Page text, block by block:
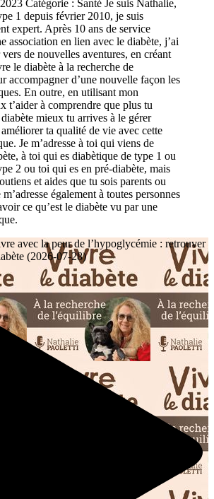
Catégorie : Santé Je suis Nathalie,
1 depuis février 2010, je suis
expert. Après 10 ans de service
association en lien avec le diabète, j’ai
de nouvelles aventures, en créant
le diabète à la recherche de
accompagner d’une nouvelle façon les
En outre, en utilisant mon
t’aider à comprendre que plus tu
mieux tu arrives à le gérer
ta qualité de vie avec cette
Je m’adresse à toi qui viens de
à toi qui es diabètique de type 1 ou
2 ou toi qui es en pré-diabète, mais
et aides que tu sois parents ou
également à toutes personnes
ce qu’est le diabète vu par une
avec la peur de l’hypoglycémie : retrouver
(2026-07-28)